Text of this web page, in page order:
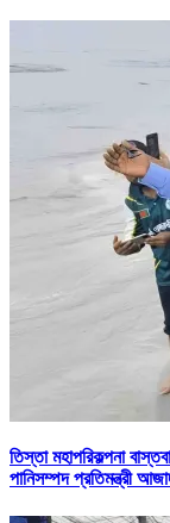
তিস্তা মহাপরিকল্পনা
পানিসম্পদ প্রতিমন্ত্রী